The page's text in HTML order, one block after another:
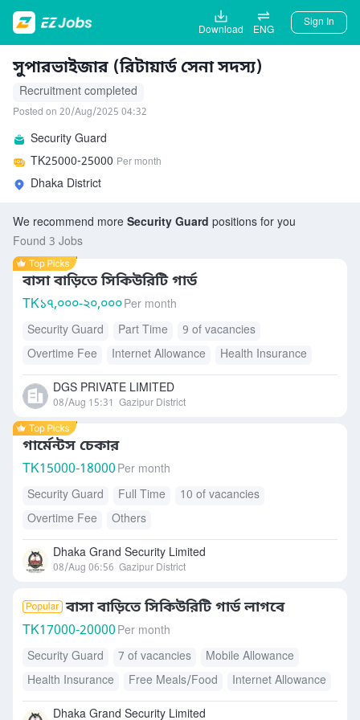
Download ENG
Sign In
সুপারভাইজার (রিটায়ার্ড সেনা সদস্য)
Recruitment completed
Posted on 20/Aug/2025 04:32
Security Guard
TK25000-25000 Per month
Dhaka District
We recommend more Security Guard positions for you
Found 3 Jobs
বাসা বাড়িতে সিকিউরিটি গার্ড
TK১৭,০০০-২০,০০০Per month
Security Guard
Part Time
9 of vacancies
Overtime Fee
Internet Allowance
Health Insurance
Accommodation
Free Meals/Food
DGS PRIVATE LIMITED
08/Aug 15:31 Gazipur District
গার্মেন্টস চেকার
TK15000-18000 Per month
Security Guard
Full Time
10 of vacancies
Overtime Fee
Others
Dhaka Grand Security Limited
08/Aug 06:56 Gazipur District
বাসা বাড়িতে সিকিউরিটি গার্ড লাগবে
TK17000-20000 Per month
Security Guard
7 of vacancies
Mobile Allowance
Health Insurance
Free Meals/Food
Internet Allowance
Accommodation
Dhaka Grand Security Limited